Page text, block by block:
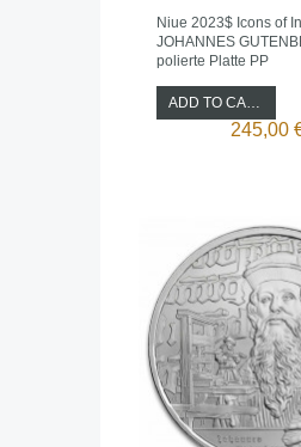
Niue 2023$ Icons of
JOHANNES
polierte Platte PP
ADD TO CART
245,00